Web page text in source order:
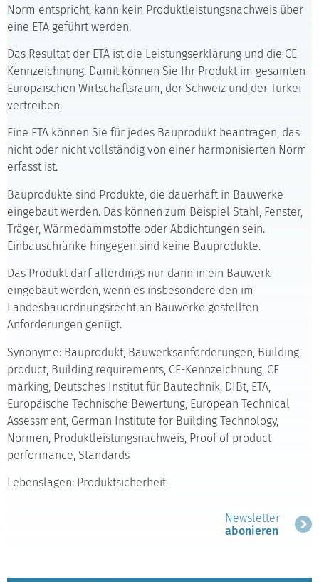
Norm entspricht, kann kein Produktleistungsnachweis über
eine ETA geführt werden.
Das Resultat der ETA ist die Leistungserklärung und die CE-
Kennzeichnung. Damit können Sie Ihr Produkt im gesamten
Europäischen Wirtschaftsraum, der Schweiz und der Türkei
vertreiben.
Eine ETA können Sie für jedes Bauprodukt beantragen, das
nicht oder nicht vollständig von einer harmonisierten Norm
erfasst ist.
Bauprodukte sind Produkte, die dauerhaft in Bauwerke
eingebaut werden. Das können zum Beispiel Stahl, Fenster,
Träger, Wärmedämmstoffe oder Abdichtungen sein.
Einbauschränke hingegen sind keine Bauprodukte.
Das Produkt darf allerdings nur dann in ein Bauwerk
eingebaut werden, wenn es insbesondere den im
Landesbauordnungsrecht an Bauwerke gestellten
Anforderungen genügt.
Synonyme: Bauprodukt, Bauwerksanforderungen, Building
product, Building requirements, CE-Kennzeichnung, CE
marking, Deutsches Institut für Bautechnik, DIBt, ETA,
Europäische Technische Bewertung, European Technical
Assessment, German Institute for Building Technology,
Normen, Produktleistungsnachweis, Proof of product
performance, Standards
Lebenslagen: Produktsicherheit
Newsletter
abonieren